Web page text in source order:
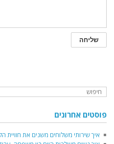
פוסטים אחרונים
איך שירותי משלוחים משנים את חוויית